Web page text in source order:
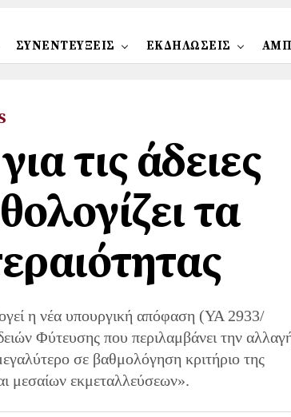
ΣΥΝΕΝΤΕΥΞΕΙΣ ΕΚΔΗΛΩΣΕΙΣ
τις άδειες
τα
η νέα υπουργική απόφαση (ΥΑ 2933/
Φύτευσης που περιλαμβάνει την
σε βαθμολόγηση κριτήριο της
μεσαίων εκμεταλλεύσεων».